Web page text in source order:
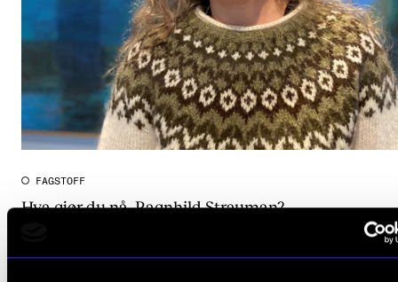
FAGSTOFF
Hva gjør du nå, Ragnhild Strauman?